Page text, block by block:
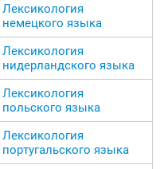
Лексикология
немецкого языка
Лексикология
нидерландского языка
Лексикология
польского языка
Лексикология
португальского языка